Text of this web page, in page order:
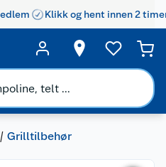
Klikk og hent innen 2
Grilltilbehør